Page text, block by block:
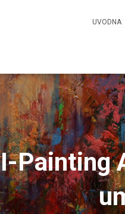
UVODNA
I-Painting